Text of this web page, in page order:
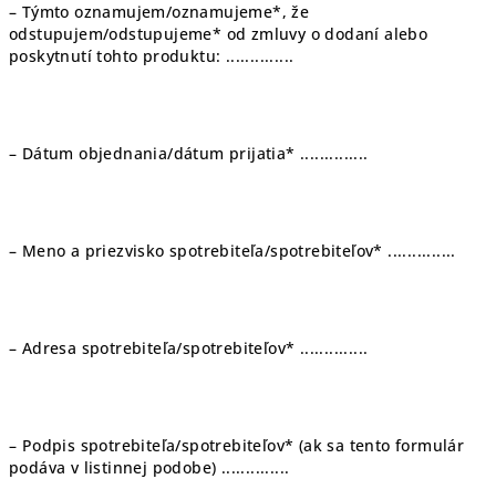
– Týmto oznamujem/oznamujeme*, že
odstupujem/odstupujeme* od zmluvy o dodaní alebo
poskytnutí tohto produktu: ..............
– Dátum objednania/dátum prijatia* ..............
– Meno a priezvisko spotrebiteľa/spotrebiteľov* ..............
– Adresa spotrebiteľa/spotrebiteľov* ..............
– Podpis spotrebiteľa/spotrebiteľov* (ak sa tento formulár
podáva v listinnej podobe) ..............